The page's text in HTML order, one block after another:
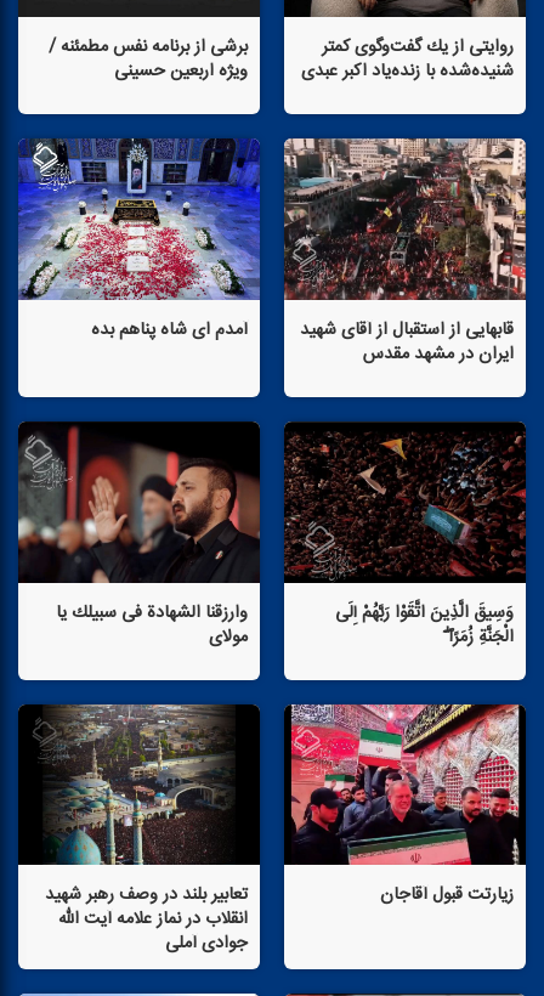
روایتی از یك گفت‌وگوی كمتر
شنیده‌شده با زنده‌یاد اكبر عبدی
برشی از برنامه نفس مطمئنه /
ویژه اربعین حسینی
قابهایی از استقبال از آقای شهید
ایران در مشهد مقدس
آمدم ای شاه پناهم بده
وَسِیقَ الَّذِینَ اتَّقَوْا رَبَّهُمْ إِلَی
الْجَنَّةِ زُمَرًا ۖ
وارزقنا الشهادة فی سبیلك یا
مولای
زیارتت قبول آقاجان
تعابیر بلند در وصف رهبر شهید
انقلاب در نماز علامه آیت الله
جوادی آملی